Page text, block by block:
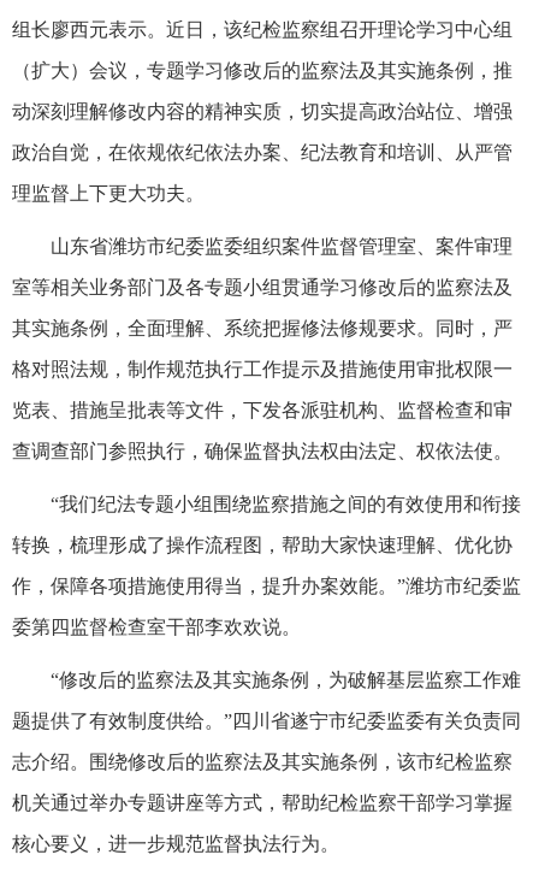
组长廖西元表示。近日，该纪检监察组召开理论学习中心组
（扩大）会议，专题学习修改后的监察法及其实施条例，推
动深刻理解修改内容的精神实质，切实提高政治站位、增强
政治自觉，在依规依纪依法办案、纪法教育和培训、从严管
理监督上下更大功夫。
山东省潍坊市纪委监委组织案件监督管理室、案件审理
室等相关业务部门及各专题小组贯通学习修改后的监察法及
其实施条例，全面理解、系统把握修法修规要求。同时，严
格对照法规，制作规范执行工作提示及措施使用审批权限一
览表、措施呈批表等文件，下发各派驻机构、监督检查和审
查调查部门参照执行，确保监督执法权由法定、权依法使。
“我们纪法专题小组围绕监察措施之间的有效使用和衔接
转换，梳理形成了操作流程图，帮助大家快速理解、优化协
作，保障各项措施使用得当，提升办案效能。”潍坊市纪委监
委第四监督检查室干部李欢欢说。
“修改后的监察法及其实施条例，为破解基层监察工作难
题提供了有效制度供给。”四川省遂宁市纪委监委有关负责同
志介绍。围绕修改后的监察法及其实施条例，该市纪检监察
机关通过举办专题讲座等方式，帮助纪检监察干部学习掌握
核心要义，进一步规范监督执法行为。